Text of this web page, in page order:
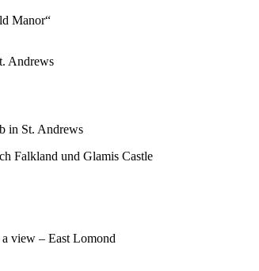
Manor“
Andrews
in St. Andrews
Falkland und Glamis Castle
view – East Lomond